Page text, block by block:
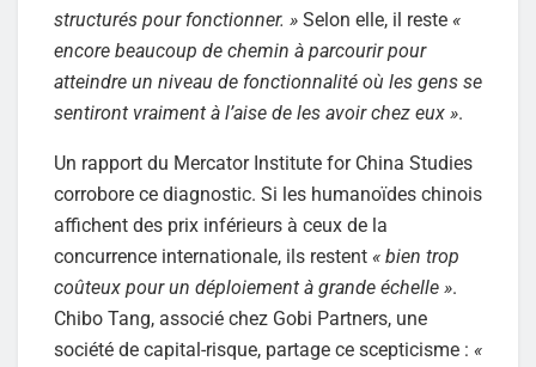
structurés pour fonctionner. » Selon elle, il reste «
encore beaucoup de chemin à parcourir pour
atteindre un niveau de fonctionnalité où les gens se
sentiront vraiment à l’aise de les avoir chez eux ».
Un rapport du Mercator Institute for China Studies
corrobore ce diagnostic. Si les humanoïdes chinois
affichent des prix inférieurs à ceux de la
concurrence internationale, ils restent « bien trop
coûteux pour un déploiement à grande échelle ».
Chibo Tang, associé chez Gobi Partners, une
société de capital-risque, partage ce scepticisme : «